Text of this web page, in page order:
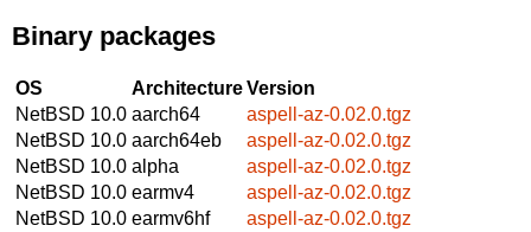
Binary packages
OS ArchitectureVersion
NetBSD 10.0 aarch64
aspell-az-0.02.0.tgz
NetBSD 10.0 aarch64eb
aspell-az-0.02.0.tgz
NetBSD 10.0 alpha
aspell-az-0.02.0.tgz
NetBSD 10.0 earmv4
aspell-az-0.02.0.tgz
NetBSD 10.0 earmv6hf
aspell-az-0.02.0.tgz